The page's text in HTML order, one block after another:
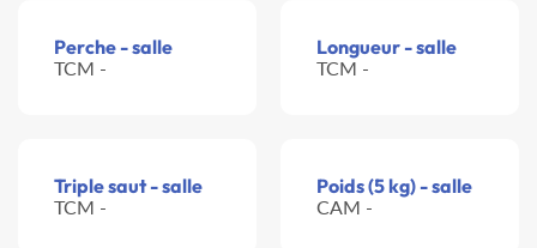
Perche - salle
TCM -
Longueur - salle
TCM -
Triple saut - salle
TCM -
Poids (5 kg) - salle
CAM -